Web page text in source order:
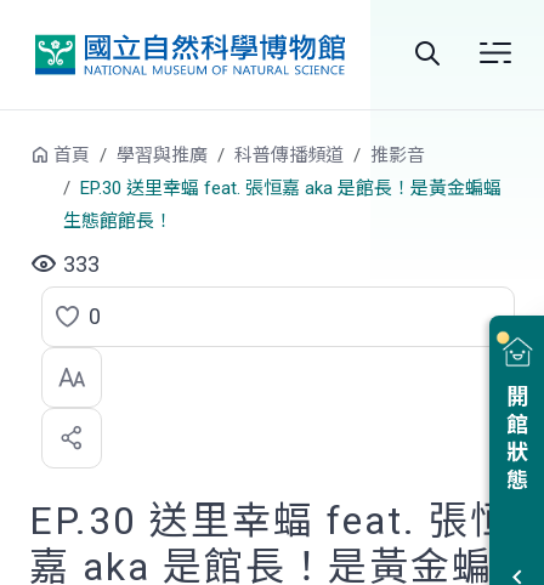
站
搜
開館狀態
首頁 學習與推廣 科普傳播頻道
推影音
EP.30 送里幸蝠 feat. 張恒嘉 aka 是館長！是黃金蝙蝠
生態館館長！
333
點
選
喜
歡
0
EP.30 送里幸蝠 feat. 張恒
嘉 aka 是館長！是黃金蝙